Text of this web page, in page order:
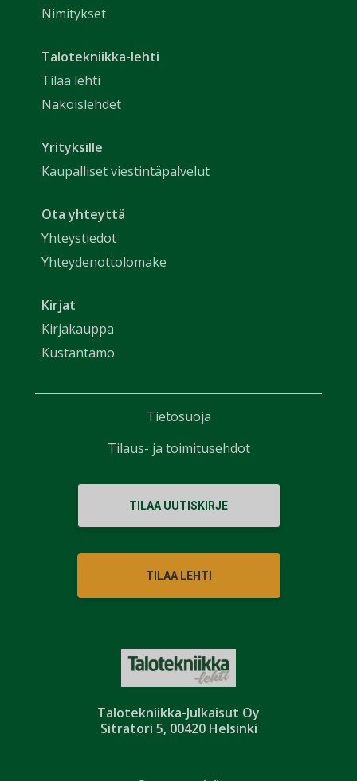
Talotekniikka-Julkaisut Oy
Sitratori 5, 00420 Helsinki
Nimitykset
Talotekniikka-lehti
Tilaa lehti
Näköislehdet
Yrityksille
Kaupalliset viestintäpalvelut
Ota yhteyttä
Yhteystiedot
Yhteydenottolomake
Kirjat
Kirjakauppa
Kustantamo
TILAA UUTISKIRJE
TILAA LEHTI
Tietosuoja
Tilaus- ja toimitusehdot